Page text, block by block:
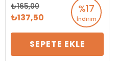
%17
İndirim
165,00
137,50
SEPETE EKLE